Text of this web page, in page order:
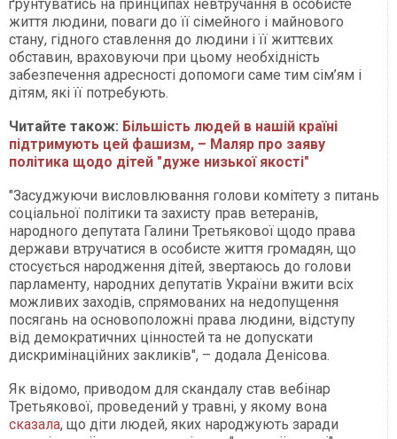
ґрунтуватись на принципах невтручання в особисте
життя людини, поваги до її сімейного і майнового
стану, гідного ставлення до людини і її життєвих
обставин, враховуючи при цьому необхідність
забезпечення адресності допомоги саме тим сім’ям і
дітям, які її потребують.
Читайте також: Більшість людей в нашій країні
підтримують цей фашизм, – Маляр про заяву
політика щодо дітей "дуже низької якості"
"Засуджуючи висловлювання голови комітету з питань
соціальної політики та захисту прав ветеранів,
народного депутата Галини Третьякової щодо права
держави втручатися в особисте життя громадян, що
стосується народження дітей, звертаюсь до голови
парламенту, народних депутатів України вжити всіх
можливих заходів, спрямованих на недопущення
посягань на основоположні права людини, відступу
від демократичних цінностей та не допускати
дискримінаційних закликів", – додала Денісова.
Як відомо, приводом для скандалу став вебінар
Третьякової, проведений у травні, у якому вона
сказала, що діти людей, яких народжують заради